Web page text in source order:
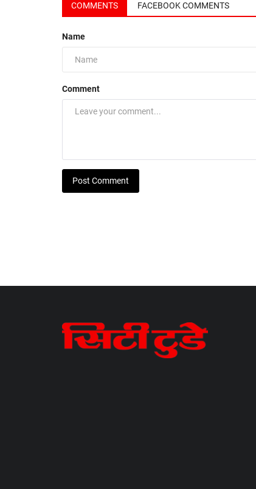
COMMENTS FACEBOOK COMMENTS
Name
Comment
Post Comment